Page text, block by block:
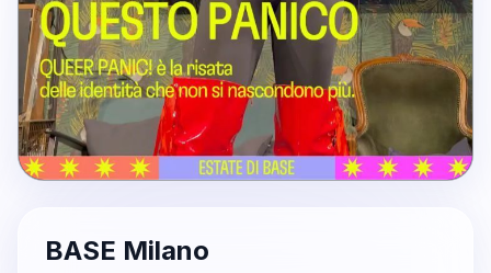
BASE Milano